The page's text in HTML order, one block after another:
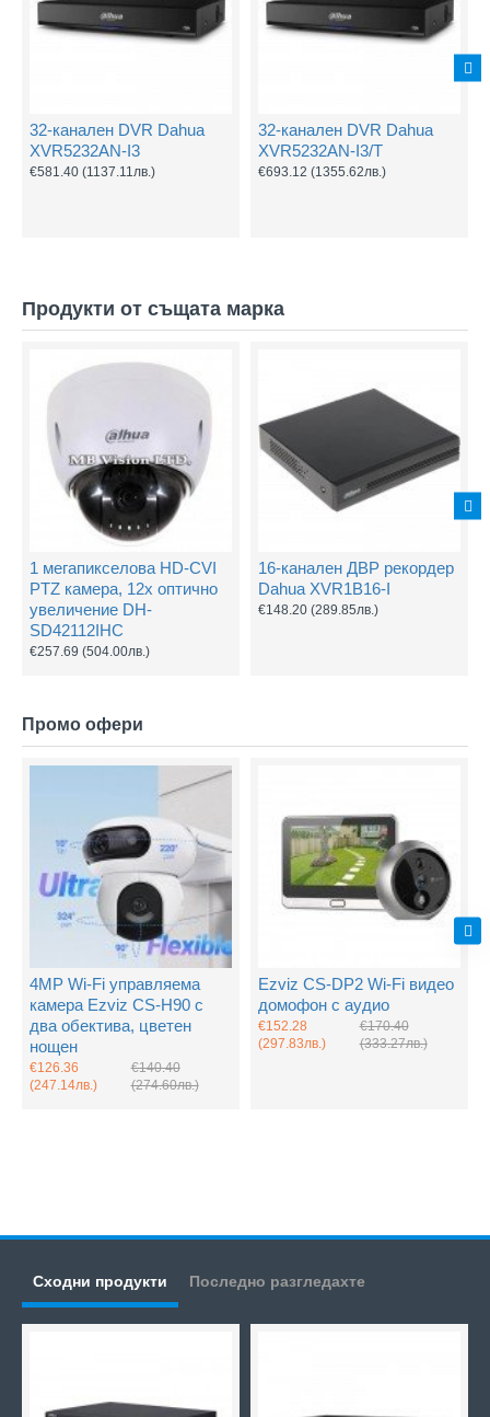
32-канален DVR Dahua
XVR5232AN-I3
€581.40 (1137.11лв.)
32-канален DVR Dahua
XVR5232AN-I3/Т
€693.12 (1355.62лв.)
Продукти от същата марка
1 мегапикселова HD-CVI
PTZ камера, 12х оптично
увеличение DH-
SD42112IHC
€257.69 (504.00лв.)
16-канален ДВР рекордер
Dahua XVR1B16-I
€148.20 (289.85лв.)
Промо офери
4MP Wi-Fi управляема
камера Ezviz CS-H90 с
два обектива, цветен
нощен
€126.36
(247.14лв.)
€140.40
(274.60лв.)
Ezviz CS-DP2 Wi-Fi видео
домофон с аудио
€152.28
(297.83лв.)
€170.40
(333.27лв.)
Сходни продукти Последно разгледахте